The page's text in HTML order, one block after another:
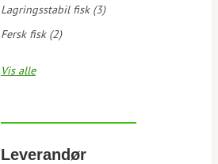
Lagringsstabil fisk (3)
Fersk fisk (2)
Vis alle
Leverandør